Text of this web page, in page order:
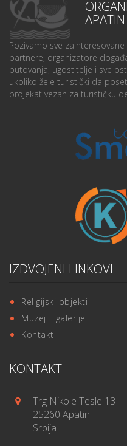
APATIN
Pozivamo sve
partnere, organizatore
putovanja, ugostitelje i sve
ukoliko žele turistički da
projekat vezan za turističku
IZDVOJENI LINKOVI
Religijski objekti
Muzeji i galerije
Kontakt
KONTAKT
Trg Nikole Tesle 13
25260 Apatin
Srbija